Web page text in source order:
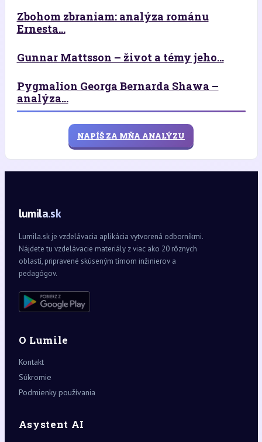
Zbohom zbraniam: analýza románu
Ernesta...
Gunnar Mattsson – život a témy jeho...
Pygmalion Georga Bernarda Shawa –
analýza...
NAPÍŠ ZA MŇA ANALÝZU
lumila.sk
Lumila.sk je vzdelávacia aplikácia vytvorená odborníkmi.
Nájdete tu vzdelávacie materiály z viac ako 20 rôznych
oblastí, pripravené skúseným tímom inžinierov a
pedagógov.
O Lumile
Kontakt
Súkromie
Podmienky používania
Asystent AI